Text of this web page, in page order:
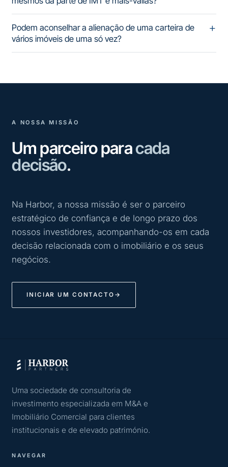
Podem aconselhar a alienação de uma carteira de
vários imóveis de uma só vez?
A NOSSA MISSÃO
Um parceiro paracada
decisão.
Na Harbor, a nossa missão é ser o parceiro
estratégico de confiança e de longo prazo dos
nossos investidores, acompanhando-os em cada
decisão relacionada com o imobiliário e os seus
negócios.
INICIAR UM CONTACTO →
Uma sociedade de consultoria de
investimento especializada em M&A e
Imobiliário Comercial para clientes
institucionais e de elevado património.
NAVEGAR